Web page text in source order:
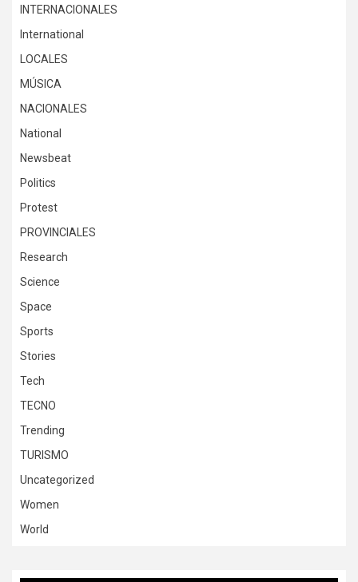
INTERNACIONALES
International
LOCALES
MÚSICA
NACIONALES
National
Newsbeat
Politics
Protest
PROVINCIALES
Research
Science
Space
Sports
Stories
Tech
TECNO
Trending
TURISMO
Uncategorized
Women
World